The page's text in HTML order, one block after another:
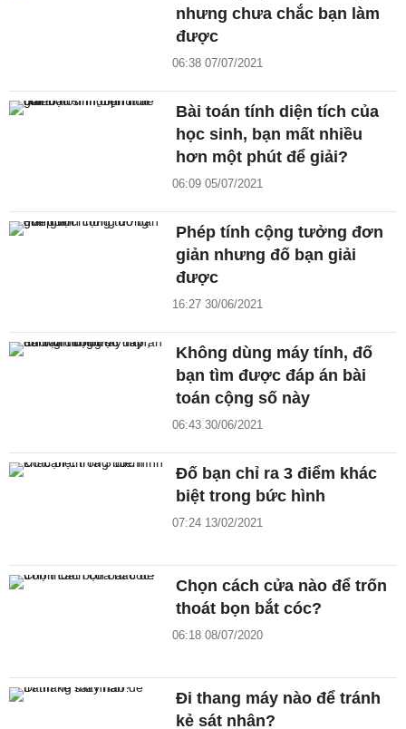
nhưng chưa chắc bạn làm
được
06:38 07/07/2021
Bài toán tính diện tích của
học sinh, bạn mất nhiều
hơn một phút để giải?
06:09 05/07/2021
Phép tính cộng tưởng đơn
giản nhưng đố bạn giải
được
16:27 30/06/2021
Không dùng máy tính, đố
bạn tìm được đáp án bài
toán cộng số này
06:43 30/06/2021
Đố bạn chỉ ra 3 điểm khác
biệt trong bức hình
07:24 13/02/2021
Chọn cách cửa nào để trốn
thoát bọn bắt cóc?
06:18 08/07/2020
Đi thang máy nào để tránh
kẻ sát nhân?